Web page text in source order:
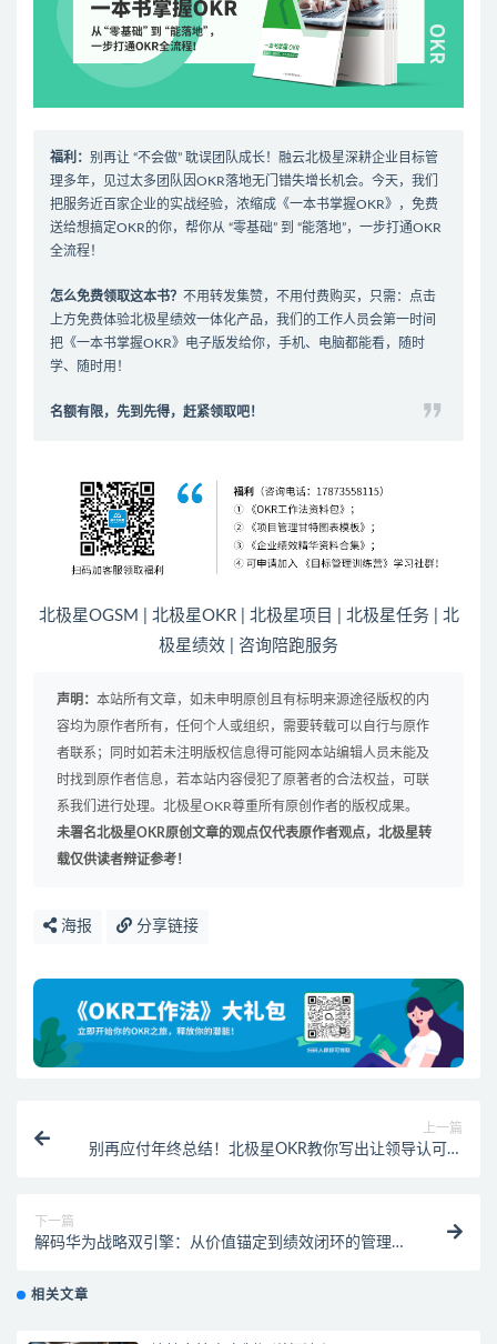
福利： 别再让 “不会做” 耽误团队成长！融云北极星深耕企业目标管
理多年，见过太多团队因OKR落地无门错失增长机会。今天，我们
把服务近百家企业的实战经验，浓缩成《一本书掌握OKR》，免费
送给想搞定OKR的你，帮你从 “零基础” 到 “能落地”，一步打通OKR
全流程！
怎么免费领取这本书？ 不用转发集赞，不用付费购买，只需： 点击
上方免费体验北极星绩效一体化产品 ​， 我们的工作人员会第一时间
把《一本书掌握OKR》电子版发给你，手机、电脑都能看，随时
学、随时用！
名额有限，先到先得，赶紧领取吧！
北极星OGSM 北极星OKR| 北极星项目 北极星任务| 北
极星绩效
咨询陪跑服务
声明： 本站所有文章，如未申明原创且有标明来源途径版权的内
容均为原作者所有，任何个人或组织，需要转载可以自行与原作
者联系；同时如若未注明版权信息得可能网本站编辑人员未能及
时找到原作者信息，若本站内容侵犯了原著者的合法权益，可联
系我们进行处理。北极星OKR尊重所有原创作者的版权成果。
未署名北极星OKR原创文章的观点仅代表原作者观点，北极星转
载仅供读者辩证参考！
海报 分享链接
上一篇
别再应付年终总结！北极星OKR教你写出让领导认可的
下一篇
解码华为战略双引擎：从价值锚定到绩效闭环的管理智
相关文章